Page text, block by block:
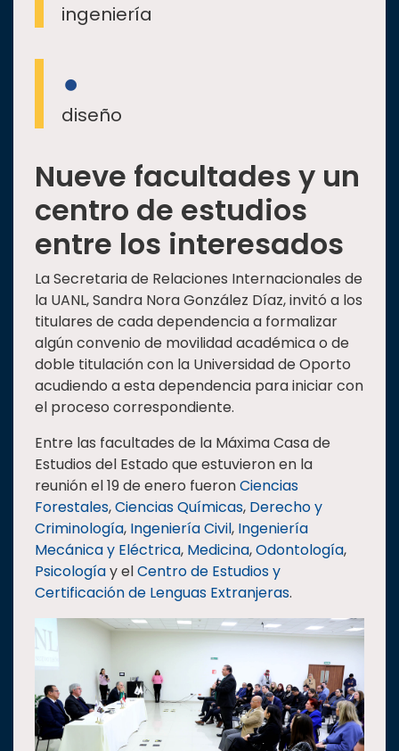
ingeniería
diseño
Nueve facultades y un
centro de estudios
entre los interesados
La Secretaria de Relaciones Internacionales de
la UANL, Sandra Nora González Díaz, invitó a los
titulares de cada dependencia a formalizar
algún convenio de movilidad académica o de
doble titulación con la Universidad de Oporto
acudiendo a esta dependencia para iniciar con
el proceso correspondiente.
Entre las facultades de la Máxima Casa de
Estudios del Estado que estuvieron en la
reunión el 19 de enero fueronCiencias
Forestales,Ciencias Químicas, Derecho y
Criminología, Ingeniería Civil, Ingeniería
Mecánica y Eléctrica, Medicina,Odontología,
Psicologíay elCentro de Estudios y
Certificación de Lenguas Extranjeras.